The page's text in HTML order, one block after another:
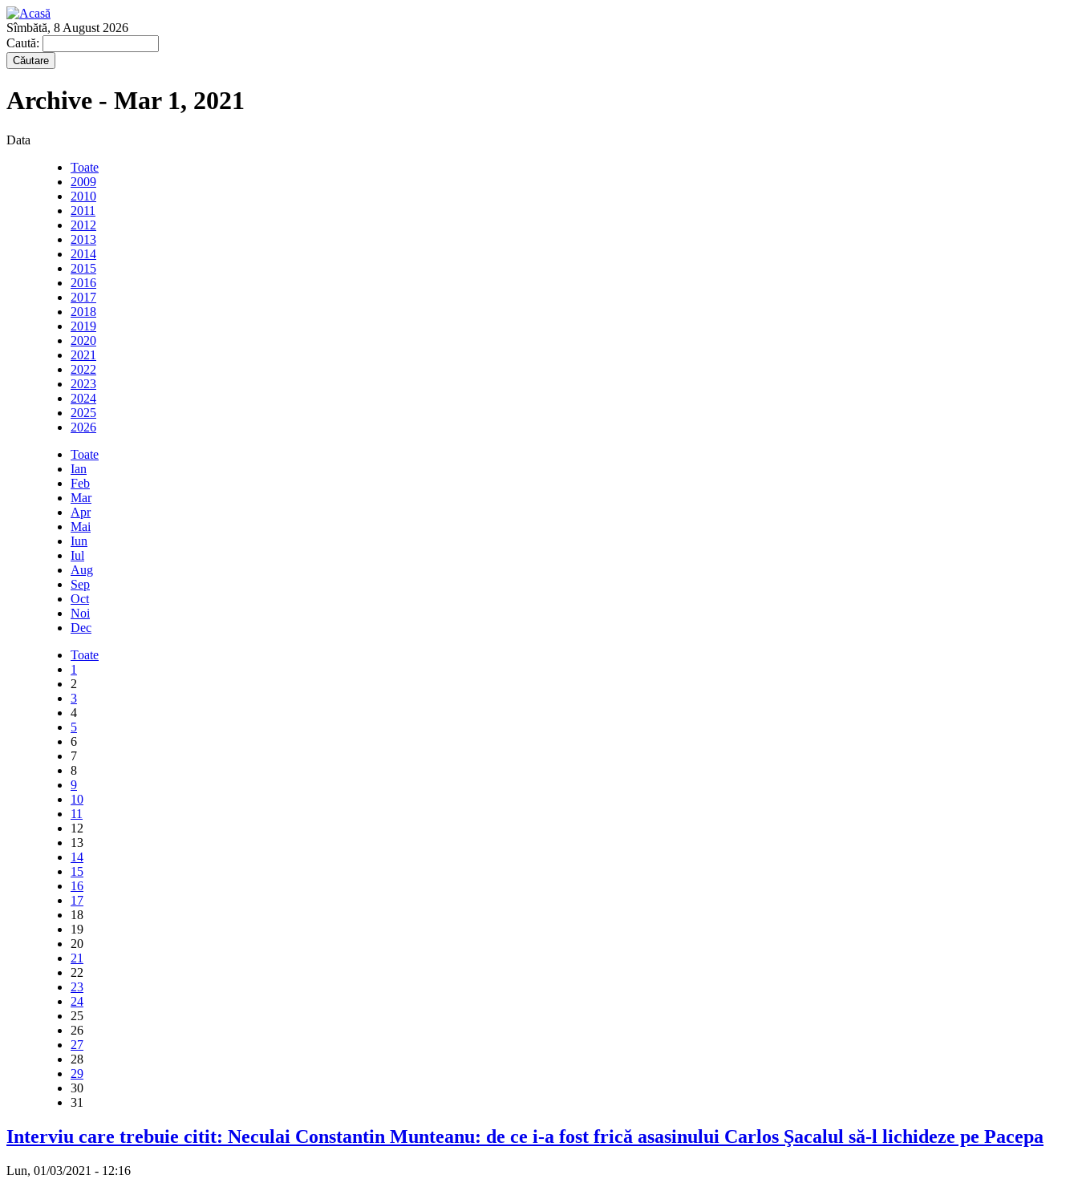
Sîmbătă, 8 August 2026
Caută:
Archive - Mar 1, 2021
Data
Toate
2009
2010
2011
2012
2013
2014
2015
2016
2017
2018
2019
2020
2021
2022
2023
2024
2025
2026
Toate
Ian
Feb
Mar
Apr
Mai
Iun
Iul
Aug
Sep
Oct
Noi
Dec
Toate
1
2
3
4
5
6
7
8
9
10
11
12
13
14
15
16
17
18
19
20
21
22
23
24
25
26
27
28
29
30
31
Interviu care trebuie citit: Neculai Constantin Munteanu: de ce i-a fost frică asasinului Carlos Şacalul să-l lichideze pe Pacepa
Lun, 01/03/2021 - 12:16